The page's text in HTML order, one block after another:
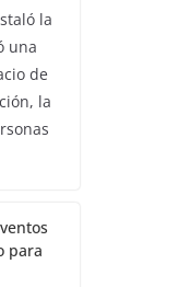
la
una
de
la
para